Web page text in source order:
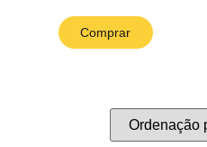
Comprar